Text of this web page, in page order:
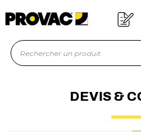
d'un équipement ?
DEVIS &